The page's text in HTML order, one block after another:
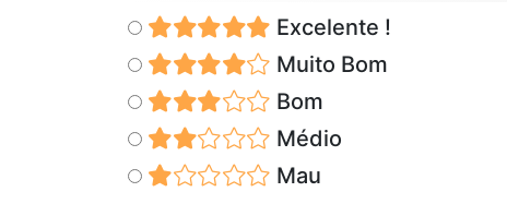
Excelente !
Muito Bom
Bom
Médio
Mau